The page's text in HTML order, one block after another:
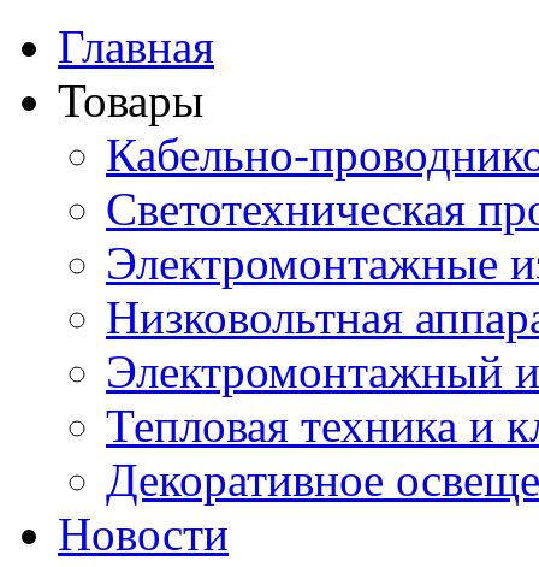
Главная
Товары
Кабельно-
Светотехническая
Электромонтажные
Низковольтная
Электромонтажный
Тепловая техника и
Декоративное
Новости